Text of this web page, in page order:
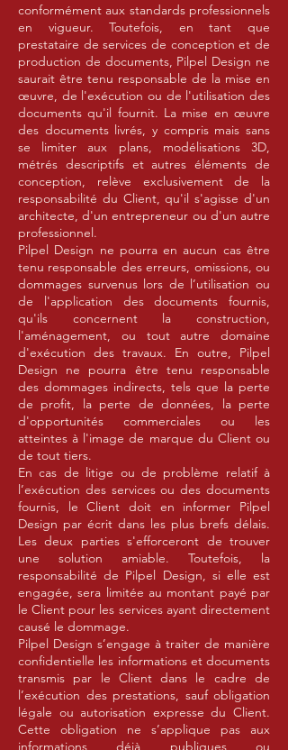
conformément aux standards professionnels
en vigueur. Toutefois, en tant que
prestataire de services de conception et de
production de documents, Pilpel Design ne
saurait être tenu responsable de la mise en
œuvre, de l'exécution ou de l'utilisation des
documents qu'il fournit. La mise en œuvre
des documents livrés, y compris mais sans
se limiter aux plans, modélisations 3D,
métrés descriptifs et autres éléments de
conception, relève exclusivement de la
responsabilité du Client, qu'il s'agisse d'un
architecte, d'un entrepreneur ou d'un autre
professionnel.
Pilpel Design ne pourra en aucun cas être
tenu responsable des erreurs, omissions, ou
dommages survenus lors de l’utilisation ou
de l'application des documents fournis,
qu'ils concernent la construction,
l'aménagement, ou tout autre domaine
d'exécution des travaux. En outre, Pilpel
Design ne pourra être tenu responsable
des dommages indirects, tels que la perte
de profit, la perte de données, la perte
d'opportunités commerciales ou les
atteintes à l'image de marque du Client ou
de tout tiers.
En cas de litige ou de problème relatif à
l’exécution des services ou des documents
fournis, le Client doit en informer Pilpel
Design par écrit dans les plus brefs délais.
Les deux parties s'efforceront de trouver
une solution amiable. Toutefois, la
responsabilité de Pilpel Design, si elle est
engagée, sera limitée au montant payé par
le Client pour les services ayant directement
causé le dommage.
Pilpel Design s’engage à traiter de manière
confidentielle les informations et documents
transmis par le Client dans le cadre de
l’exécution des prestations, sauf obligation
légale ou autorisation expresse du Client.
Cette obligation ne s’applique pas aux
informations déjà publiques ou